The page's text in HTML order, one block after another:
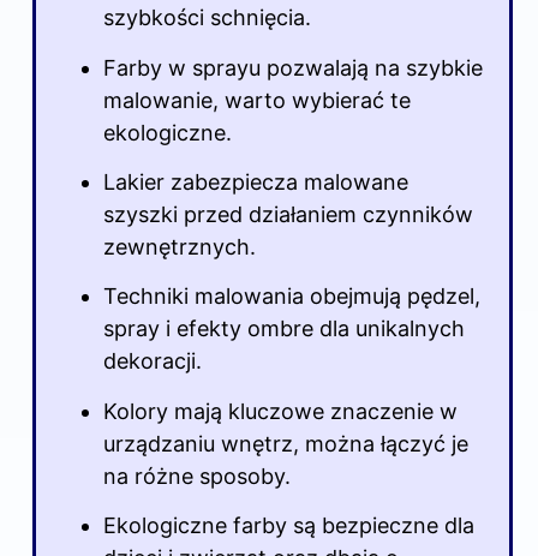
szybkości schnięcia.
Farby w sprayu pozwalają na szybkie
malowanie, warto wybierać te
ekologiczne.
Lakier zabezpiecza malowane
szyszki przed działaniem czynników
zewnętrznych.
Techniki malowania obejmują pędzel,
spray i efekty ombre dla unikalnych
dekoracji.
Kolory mają kluczowe znaczenie w
urządzaniu wnętrz, można łączyć je
na różne sposoby.
Ekologiczne farby są bezpieczne dla